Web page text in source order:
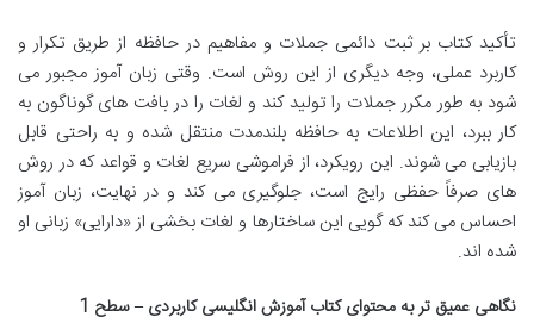
تأکید کتاب بر ثبت دائمی جملات و مفاهیم در حافظه از طریق تکرار و
کاربرد عملی، وجه دیگری از این روش است. وقتی زبان آموز مجبور می
شود به طور مکرر جملات را تولید کند و لغات را در بافت های گوناگون به
کار ببرد، این اطلاعات به حافظه بلندمدت منتقل شده و به راحتی قابل
بازیابی می شوند. این رویکرد، از فراموشی سریع لغات و قواعد که در روش
های صرفاً حفظی رایج است، جلوگیری می کند و در نهایت، زبان آموز
احساس می کند که گویی این ساختارها و لغات بخشی از «دارایی» زبانی او
شده اند.
نگاهی عمیق تر به محتوای کتاب آموزش انگلیسی کاربردی – سطح 1